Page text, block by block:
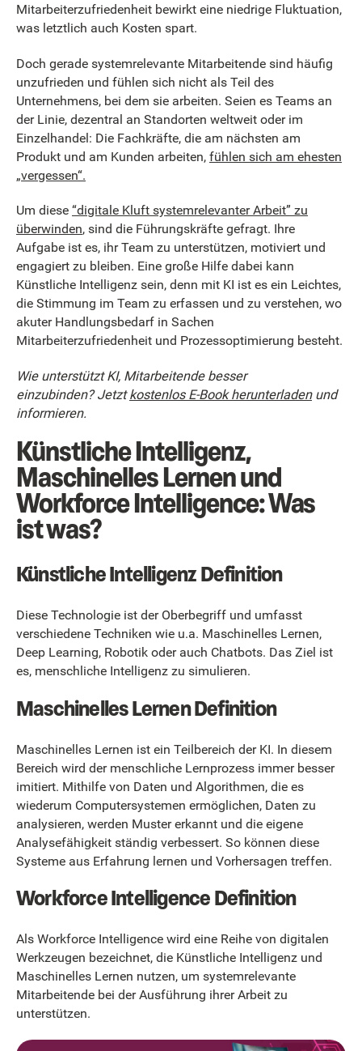
Mitarbeiterzufriedenheit bewirkt eine niedrige Fluktuation,
was letztlich auch Kosten spart.
Doch gerade systemrelevante Mitarbeitende sind häufig
unzufrieden und fühlen sich nicht als Teil des
Unternehmens, bei dem sie arbeiten. Seien es Teams an
der Linie, dezentral an Standorten weltweit oder im
Einzelhandel: Die Fachkräfte, die am nächsten am
Produkt und am Kunden arbeiten, fühlen sich am ehesten
„vergessen“.
Um diese “digitale Kluft systemrelevanter Arbeit” zu
überwinden, sind die Führungskräfte gefragt. Ihre
Aufgabe ist es, ihr Team zu unterstützen, motiviert und
engagiert zu bleiben. Eine große Hilfe dabei kann
Künstliche Intelligenz sein, denn mit KI ist es ein Leichtes,
die Stimmung im Team zu erfassen und zu verstehen, wo
akuter Handlungsbedarf in Sachen
Mitarbeiterzufriedenheit und Prozessoptimierung besteht.
Wie unterstützt KI, Mitarbeitende besser
einzubinden? Jetztkostenlos E-Book herunterladenund
informieren.
Künstliche Intelligenz,
Maschinelles Lernen und
Workforce Intelligence: Was
ist was?
Künstliche Intelligenz Definition
Diese Technologie ist der Oberbegriff und umfasst
verschiedene Techniken wie u.a. Maschinelles Lernen,
Deep Learning, Robotik oder auch Chatbots. Das Ziel ist
es, menschliche Intelligenz zu simulieren.
Maschinelles Lernen Definition
Maschinelles Lernen ist ein Teilbereich der KI. In diesem
Bereich wird der menschliche Lernprozess immer besser
imitiert. Mithilfe von Daten und Algorithmen, die es
wiederum Computersystemen ermöglichen, Daten zu
analysieren, werden Muster erkannt und die eigene
Analysefähigkeit ständig verbessert. So können diese
Systeme aus Erfahrung lernen und Vorhersagen treffen.
Workforce Intelligence Definition
Als Workforce Intelligence wird eine Reihe von digitalen
Werkzeugen bezeichnet, die Künstliche Intelligenz und
Maschinelles Lernen nutzen, um systemrelevante
Mitarbeitende bei der Ausführung ihrer Arbeit zu
unterstützen.